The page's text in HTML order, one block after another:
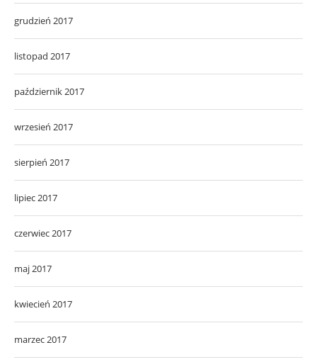
grudzień 2017
listopad 2017
październik 2017
wrzesień 2017
sierpień 2017
lipiec 2017
czerwiec 2017
maj 2017
kwiecień 2017
marzec 2017